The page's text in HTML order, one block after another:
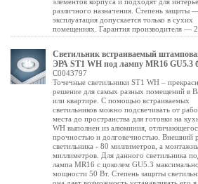
различного назначения. Степень защиты
эксплуатация допускается только в сухих
помещениях. Гарантия производителя — 2
Светильник встраиваемый
ЭРА ST1 WH под лампу MR16 GU5.3
C0043797
Точечные светильники ST1 WH –
решение для самых разных помещений в
или квартире. С помощью встраиваемых
светильников можно подсвечивать от
места до пространства для готовки на
WH выполнен из алюминия,
прочностью и долговечностью. Внешний
светильника - 80 миллиметров, а
миллиметров. Для данного светильника
лампа MR16 с цоколем GU5.3
мощности 50 Вт. Степень защиты